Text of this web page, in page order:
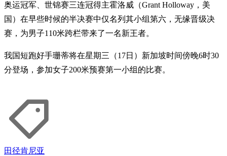
奥运冠军、世锦赛三连冠得主霍洛威（Grant Holloway，美
国）在早些时候的半决赛中仅名列其小组第六，无缘晋级决
赛，为男子110米跨栏带来了一名新王者。
我国短跑好手珊蒂将在星期三（17日）新加坡时间傍晚6时30
分登场，参加女子200米预赛第一小组的比赛。
田径肯尼亚